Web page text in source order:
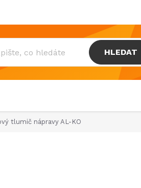
HLEDAT
tlumič nápravy AL-KO